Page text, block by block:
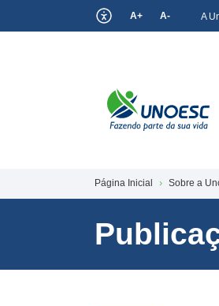
A+ A- A
Página Inicial Sobre a